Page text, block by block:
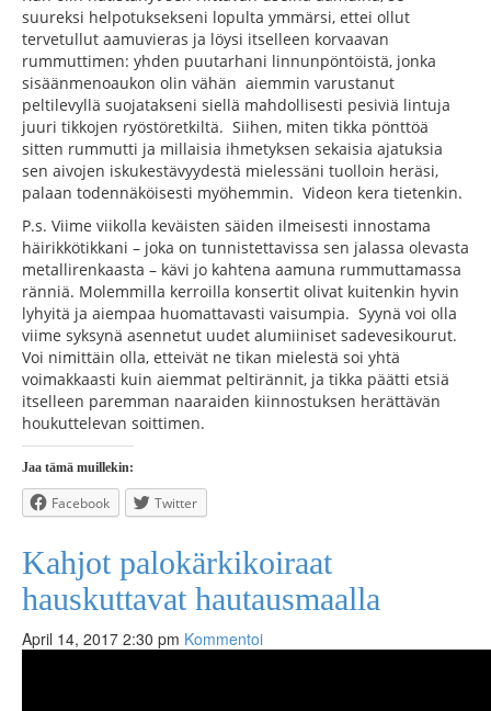
suureksi helpotuksekseni lopulta ymmärsi, ettei ollut
tervetullut aamuvieras ja löysi itselleen korvaavan
rummuttimen: yhden puutarhani linnunpöntöistä, jonka
sisäänmenoaukon olin vähän aiemmin varustanut
peltilevyllä suojatakseni siellä mahdollisesti pesiviä lintuja
juuri tikkojen ryöstöretkiltä. Siihen, miten tikka pönttöä
sitten rummutti ja millaisia ihmetyksen sekaisia ajatuksia
sen aivojen iskukestävyydestä mielessäni tuolloin heräsi,
palaan todennäköisesti myöhemmin. Videon kera tietenkin.
P.s. Viime viikolla keväisten säiden ilmeisesti innostama
häirikkötikkani – joka on tunnistettavissa sen jalassa olevasta
metallirenkaasta – kävi jo kahtena aamuna rummuttamassa
ränniä. Molemmilla kerroilla konsertit olivat kuitenkin hyvin
lyhyitä ja aiempaa huomattavasti vaisumpia. Syynä voi olla
viime syksynä asennetut uudet alumiiniset sadevesikourut.
Voi nimittäin olla, etteivät ne tikan mielestä soi yhtä
voimakkaasti kuin aiemmat peltirännit, ja tikka päätti etsiä
itselleen paremman naaraiden kiinnostuksen herättävän
houkuttelevan soittimen.
Jaa tämä muillekin:
Facebook Twitter
Kahjot palokärkikoiraat
hauskuttavat hautausmaalla
April 14, 2017 2:30 pm Kommentoi